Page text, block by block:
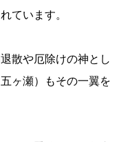
ています。
散や厄除けの神とし
ヶ瀬）もその一翼を